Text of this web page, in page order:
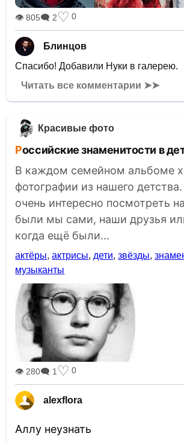
👁 805🗨 2♡ 0
Блинцов
Спасибо! Добавили Нуки в галерею.
Читать все комментарии ➤➤
Красивые фото
Российские знаменитости в
В каждом семейном альбоме
фотографии из нашего
очень интересно посмотреть
были мы сами, наши друзья
когда ещё были...
актёры,актрисы, дети,звёзды,
музыканты
👁 280🗨 1 ♡ 0
alexflora
Аллу неузнать